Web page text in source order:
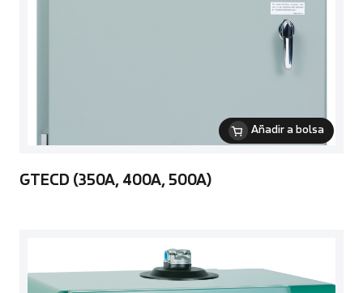
Añadir a bolsa
GTECD (350A, 400A, 500A)